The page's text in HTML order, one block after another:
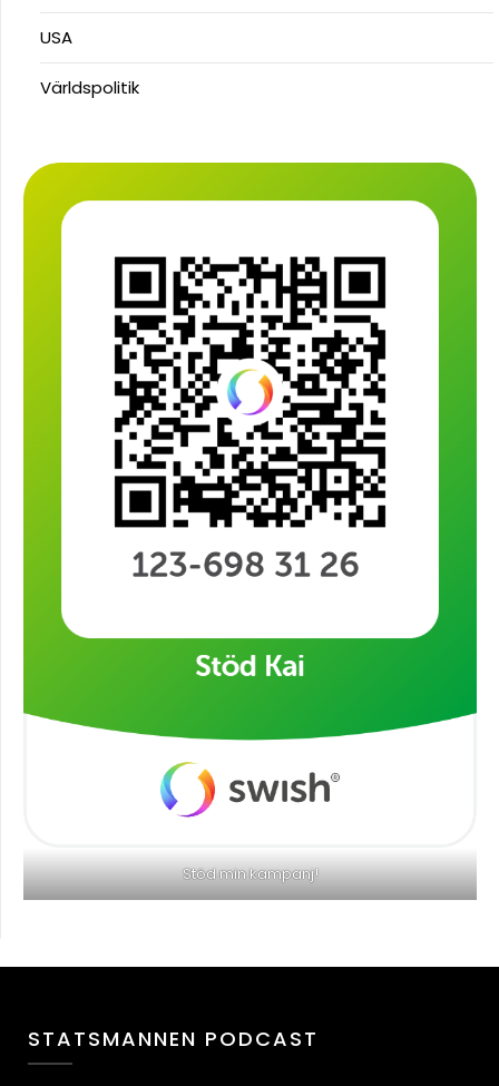
USA
Världspolitik
Stöd min kampanj!
STATSMANNEN PODCAST